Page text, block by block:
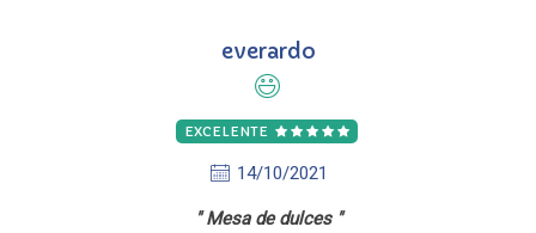
everardo
EXCELENTE
14/10/2021
Mesa de dulces